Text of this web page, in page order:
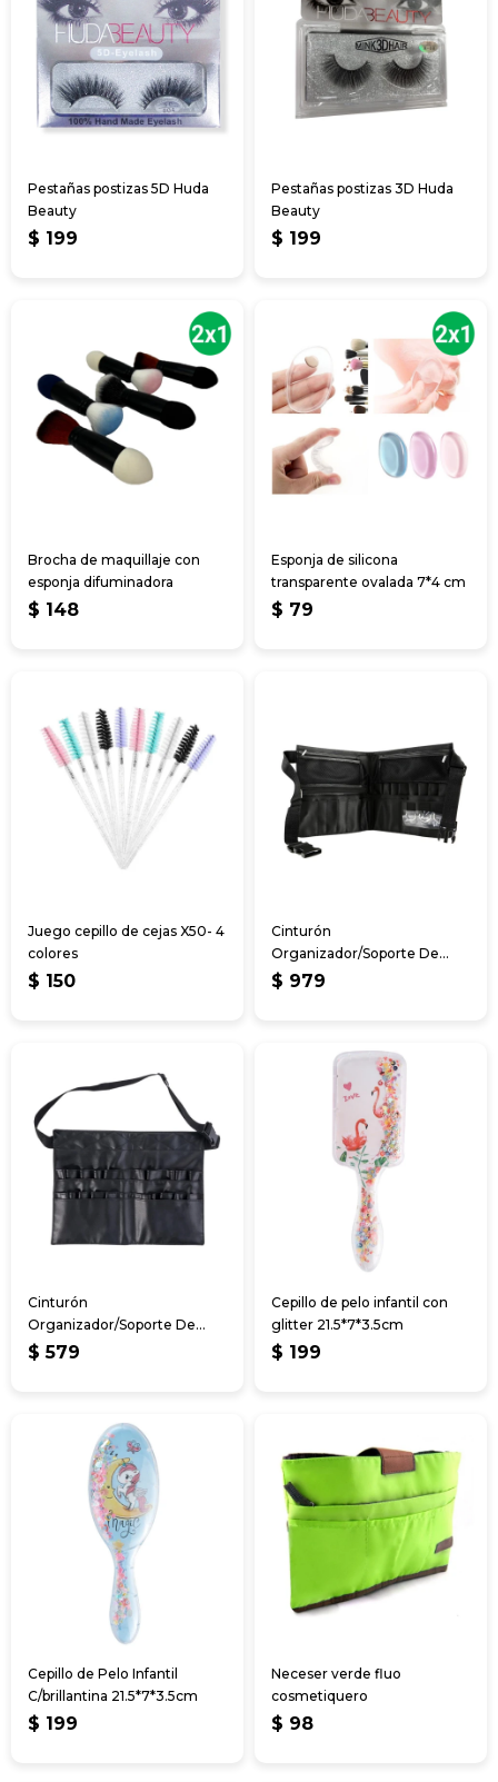
Pestañas postizas 5D Huda
Beauty
$ 199
Pestañas postizas 3D Huda
Beauty
$ 199
Brocha de maquillaje con
esponja difuminadora
$ 148
Esponja de silicona
transparente ovalada 7*4 cm
$ 79
Juego cepillo de cejas X50- 4
colores
$ 150
Cinturón
Organizador/Soporte De
Brochas Maquillaje 47
$ 979
Cinturón
Organizador/Soporte De
Brochas Maquillaje 25
$ 579
Cepillo de pelo infantil con
glitter 21.5*7*3.5cm
$ 199
Cepillo de Pelo Infantil
C/brillantina 21.5*7*3.5cm
$ 199
Neceser verde fluo
cosmetiquero
$ 98